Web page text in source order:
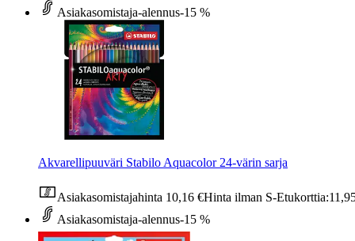
Asiakasomistaja-alennus-15 %
Akvarellipuuväri Stabilo Aquacolor 24-värin sarja
Asiakasomistajahinta 10,16 €Hinta ilman S-Etukorttia:
Asiakasomistaja-alennus-15 %